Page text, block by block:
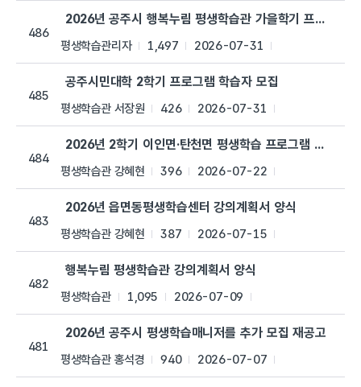
486
2026년 공주시 행복누림 평생학습관 가을학기 프로그램
평생학습관리자 1,497 2026-07-31
485
공주시민대학 2학기 프로그램 학습자 모집
평생학습관 서장원 426 2026-07-31
484
2026년 2학기 이인면·탄천면 평생학습 프로그램 수강생
평생학습관 강혜현 396 2026-07-22
483
2026년 읍면동평생학습센터 강의계획서 양식
평생학습관 강혜현 387 2026-07-15
482
행복누림 평생학습관 강의계획서 양식
평생학습관 1,095 2026-07-09
481
2026년 공주시 평생학습매니저를 추가 모집 재공고
평생학습관 홍석경 940 2026-07-07